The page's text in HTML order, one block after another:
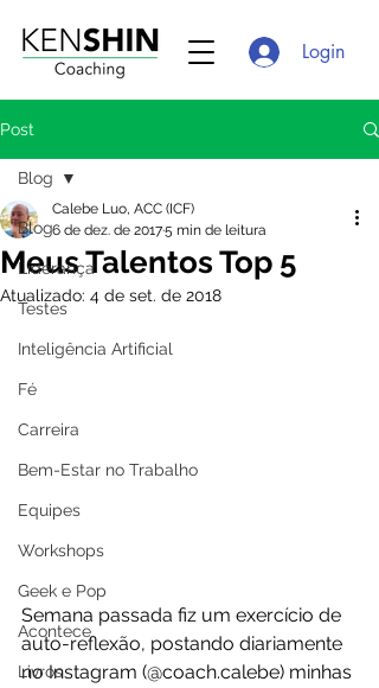
Login
Post
Blog
Liderança
Testes
Inteligência Artificial
Fé
Carreira
Bem-Estar no Trabalho
Equipes
Workshops
Geek e Pop
Acontece
Livros
Blog
Meus Talentos Top 5
Calebe Luo, ACC (ICF)
6 de dez. de 20175 min de leitura
Atualizado: 4 de set. de 2018
Semana passada fiz um exercício de
auto-reflexão, postando diariamente
no Instagram (@coach.calebe) minhas